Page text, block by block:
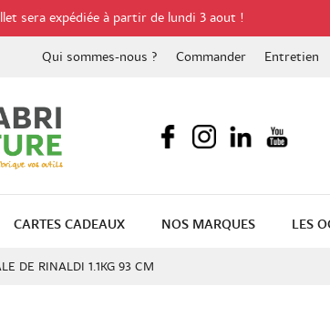
sera expédiée à partir de lundi 3 aout !
Qui sommes-nous ? Commander Entretien
CARTES CADEAUX NOS MARQUES LES
DE RINALDI 1.1KG 93 CM